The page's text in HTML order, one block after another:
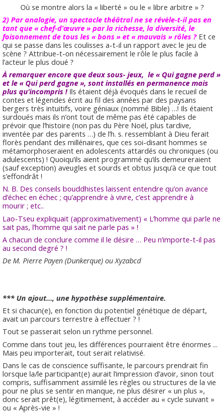
Où se montre alors la « liberté » ou le « libre arbitre » ?
2) Par analogie, un spectacle théâtral ne se révèle-t-il pas en
tant que « chef-d’œuvre » par la richesse, la diversité, le
foisonnement de tous les « bons » et « mauvais » rôles ?Et ce
qui se passe dans les coulisses a-t-il un rapport avec le jeu de
scène ? Attribue-t-on nécessairement le rôle le plus facile à
l’acteur le plus doué ?
À remarquer encore que deux sous- jeux, le « Qui gagne perd »
et le « Qui perd gagne », sont installés en permanence mais
plus qu’incompris !Ils étaient déjà évoqués dans le recueil de
contes et légendes écrit au fil des années par des paysans
bergers très intuitifs, voire géniaux (nommé Bible) …! Ils étaient
surdoués mais ils n’ont tout de même pas été capables de
prévoir que l’histoire (non pas du Père Noël, plus tardive,
inventée par des parents …) de l’h. s. ressemblant à Dieu ferait
florès pendant des millénaires, que ces soi-disant hommes se
métamorphoseraient en adolescents attardés ou chroniques (ou
adulescents) ! Quoiqu’ils aient programmé qu’ils demeureraient
(sauf exception) aveugles et sourds et obtus jusqu’à ce que tout
s’effondrât !
N. B. Des conseils bouddhistes laissent entendre qu’on avance
d’échec en échec ; qu’apprendre à vivre, c’est apprendre à
mourir ; etc..
Lao-Tseu expliquait (approximativement) « L’homme qui parle ne
sait pas, l’homme qui sait ne parle pas » !
A chacun de conclure comme il le désire … Peu n’importe-t-il pas
au second degré ? !
De M. Pierre Payen (Dunkerque) ou Xyzabcd
*** Un ajout..., une hypothèse supplémentaire.
Et si chacun(e), en fonction du potentiel génétique de départ,
avait un parcours terrestre à effectuer ? !
Tout se passerait selon un rythme personnel.
Comme dans tout jeu, les différences pourraient être énormes ...
Mais peu importerait, tout serait relativisé.
Dans le cas de conscience suffisante, le parcours prendrait fin
lorsque la/le participant(e) aurait l’impression d’avoir, sinon tout
compris, suffisamment assimilé les règles ou structures de la vie
pour ne plus se sentir en manque, ne plus désirer « un plus »,
donc serait prêt(e), légitimement, à accéder au « cycle suivant »
ou « Après-vie » !